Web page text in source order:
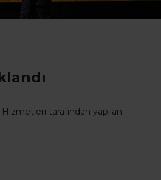
tarafından yapılan